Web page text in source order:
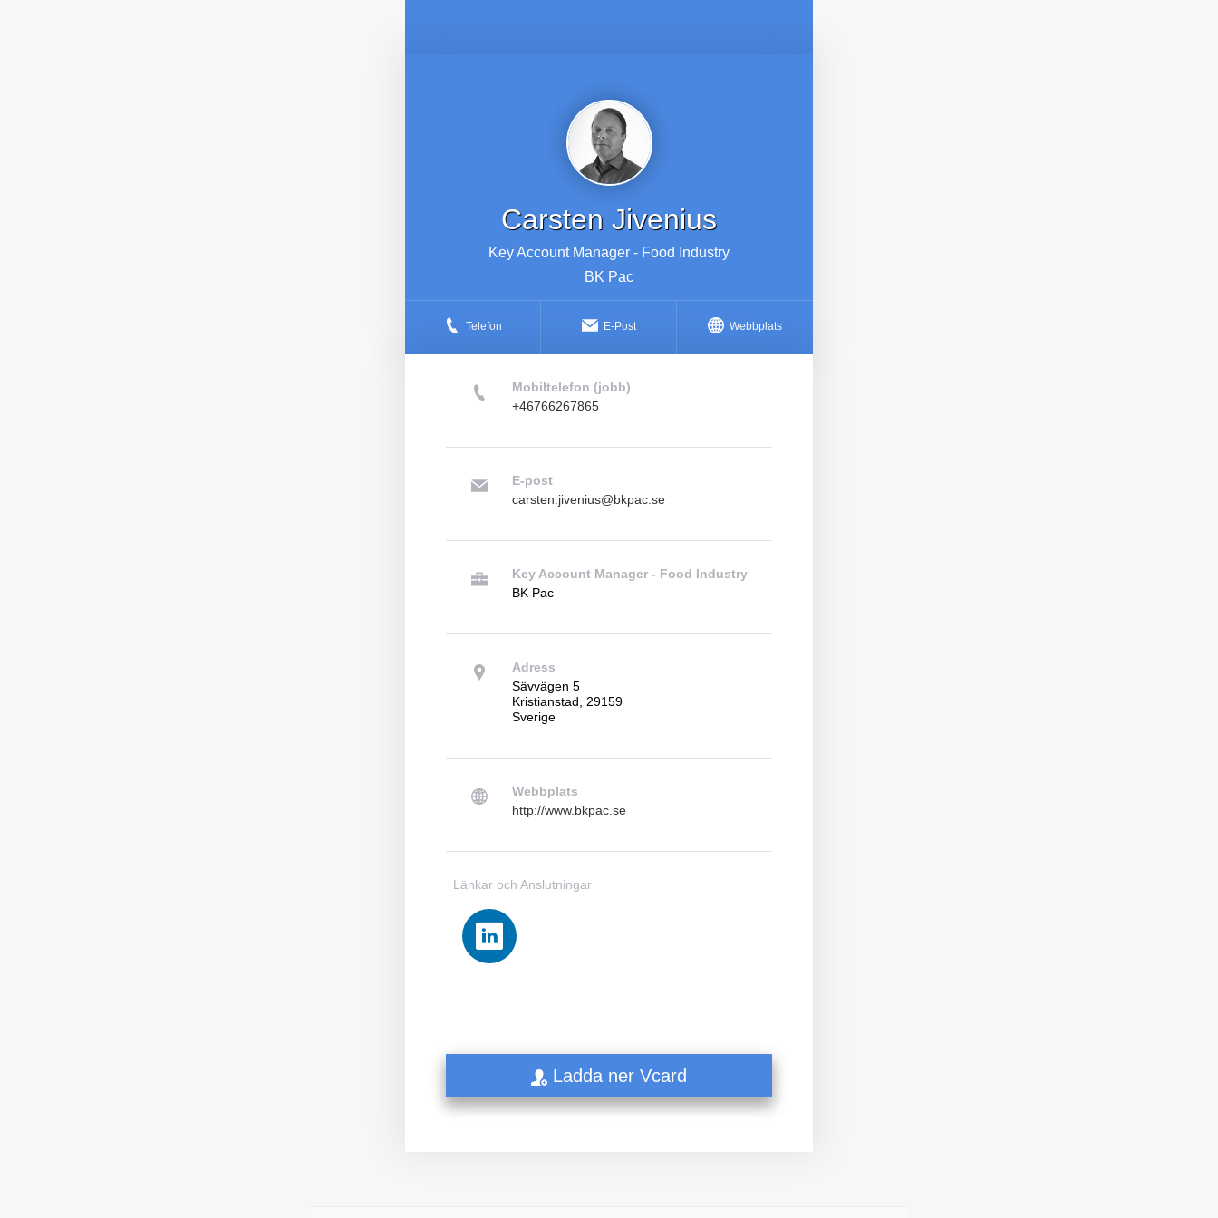
Carsten Jivenius
Key Account Manager - Food Industry
BK Pac
Telefon E-Post Webbplats
Mobiltelefon (jobb)
+46766267865
E-post
carsten.jivenius@bkpac.se
Key Account Manager - Food Industry
BK Pac
Adress
Sävvägen 5
Kristianstad, 29159
Sverige
Webbplats
http://www.bkpac.se
Länkar och Anslutningar
Ladda ner Vcard